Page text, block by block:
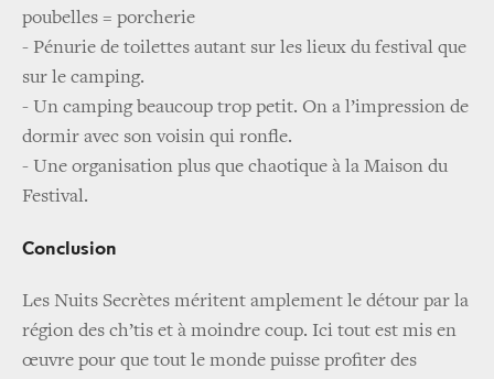
poubelles = porcherie
- Pénurie de toilettes autant sur les lieux du festival que
sur le camping.
- Un camping beaucoup trop petit. On a l’impression de
dormir avec son voisin qui ronfle.
- Une organisation plus que chaotique à la Maison du
Festival.
Conclusion
Les Nuits Secrètes méritent amplement le détour par la
région des ch’tis et à moindre coup. Ici tout est mis en
œuvre pour que tout le monde puisse profiter des